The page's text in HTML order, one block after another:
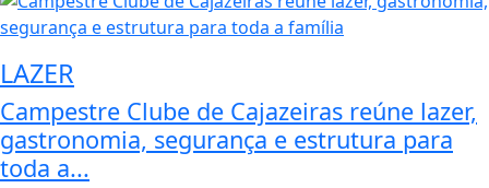
LAZER
Campestre Clube de Cajazeiras reúne lazer,
gastronomia, segurança e estrutura para
toda a...